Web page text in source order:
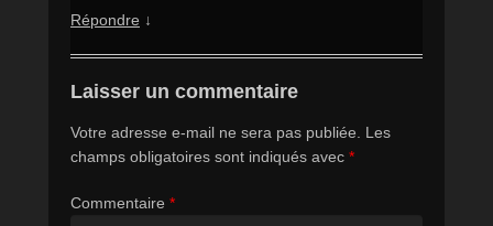
Répondre ↓
Laisser un commentaire
Votre adresse e-mail ne sera pas publiée.
Les
champs obligatoires sont indiqués avec *
Commentaire *